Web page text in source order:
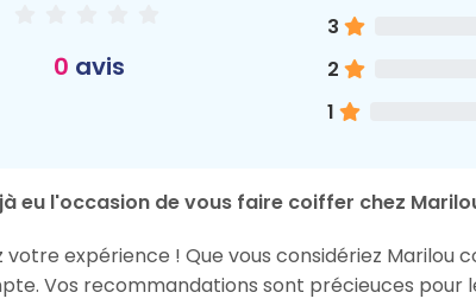
0 avis
3
2
1
eu l'occasion de vous faire coiffer chez
votre expérience ! Que vous considériez
Vos recommandations sont précieuces pour